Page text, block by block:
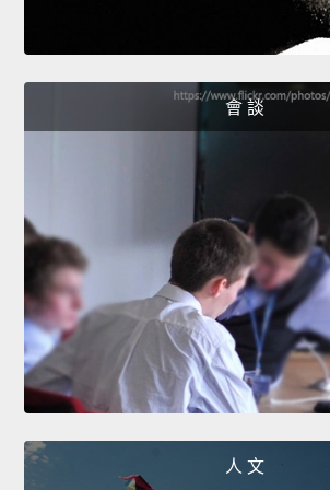
會 談
人 文